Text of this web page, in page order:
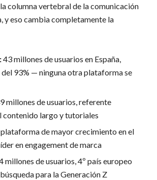
columna vertebral de la comunicación
y eso cambia completamente la
43 millones de usuarios en España,
93% — ninguna otra plataforma se
millones de usuarios, referente
contenido largo y tutoriales
de mayor crecimiento en el
en engagement de marca
millones de usuarios, 4º país europeo
para la Generación Z